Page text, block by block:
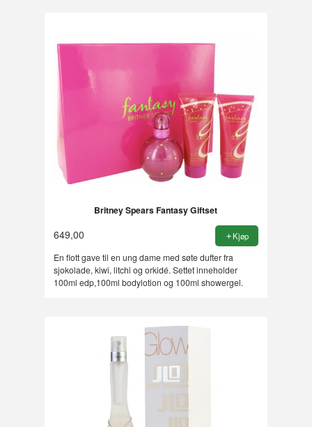
Britney Spears Fantasy Giftset
649,00 Kjøp
En flott gave til en ung dame med søte dufter fra
sjokolade, kiwi, litchi og orkidé. Settet inneholder
100ml edp,100ml bodylotion og 100ml showergel.